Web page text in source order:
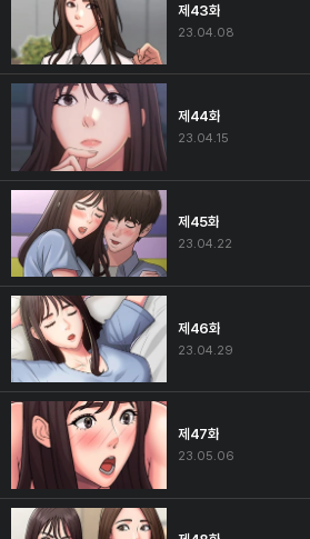
제43화
23.04.08
제44화
23.04.15
제45화
23.04.22
제46화
23.04.29
제47화
23.05.06